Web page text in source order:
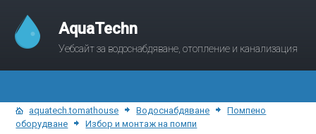
AquaTechn
Уебсайт за водоснабдяване, отопление и канализация
aquatech.tomathouse Водоснабдяване
Помпено
оборудване
Избор и монтаж на помпи